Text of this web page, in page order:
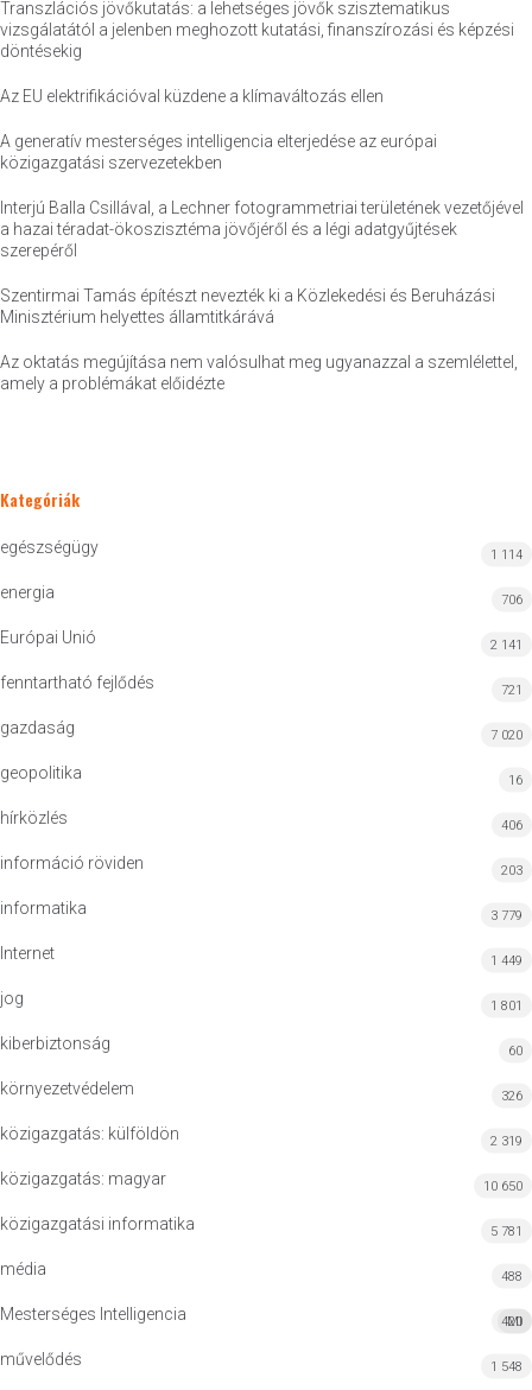
Transzlációs jövőkutatás: a lehetséges jövők szisztematikus
vizsgálatától a jelenben meghozott kutatási, finanszírozási és képzési
döntésekig
Az EU elektrifikációval küzdene a klímaváltozás ellen
A generatív mesterséges intelligencia elterjedése az európai
közigazgatási szervezetekben
Interjú Balla Csillával, a Lechner fotogrammetriai területének vezetőjével
a hazai téradat-ökoszisztéma jövőjéről és a légi adatgyűjtések
szerepéről
Szentirmai Tamás építészt nevezték ki a Közlekedési és Beruházási
Minisztérium helyettes államtitkárává
Az oktatás megújítása nem valósulhat meg ugyanazzal a szemlélettel,
amely a problémákat előidézte
Kategóriák
egészségügy 1 114
energia 706
Európai Unió 2 141
fenntartható fejlődés 721
gazdaság 7 020
geopolitika 16
hírközlés 406
információ röviden 203
informatika 3 779
Internet 1 449
jog 1 801
kiberbiztonság 60
környezetvédelem 326
közigazgatás: külföldön 2 319
közigazgatás: magyar 10 650
közigazgatási informatika 5 781
média 488
Mesterséges Intelligencia MI
420
művelődés 1 548